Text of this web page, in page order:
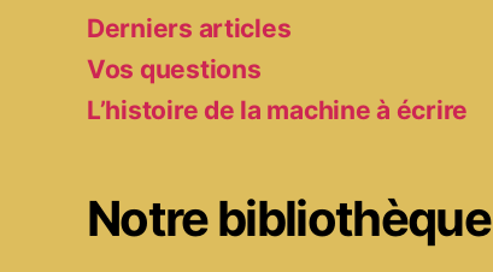
Derniers articles
Vos questions
L’histoire de la machine à écrire
Notre bibliothèque